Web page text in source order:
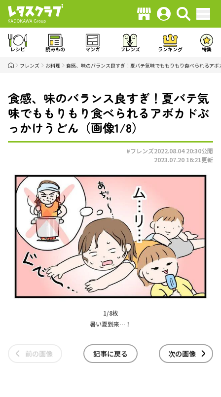
レシピ 読みもの マンガ フレンズ ランキング 特集
フレンズ お料理 食感、味のバランス良すぎ！夏バテ気味でももりもり食べられるア
食感、味のバランス良すぎ！夏バテ気
味でももりもり食べられるアボカドぶ
っかけうどん（画像1/8）
#フレンズ2022.08.04 20:30公開
2023.07.20 16:21更新
1/8枚
暑い夏到来…！
前の画像 記事に戻る 次の画像